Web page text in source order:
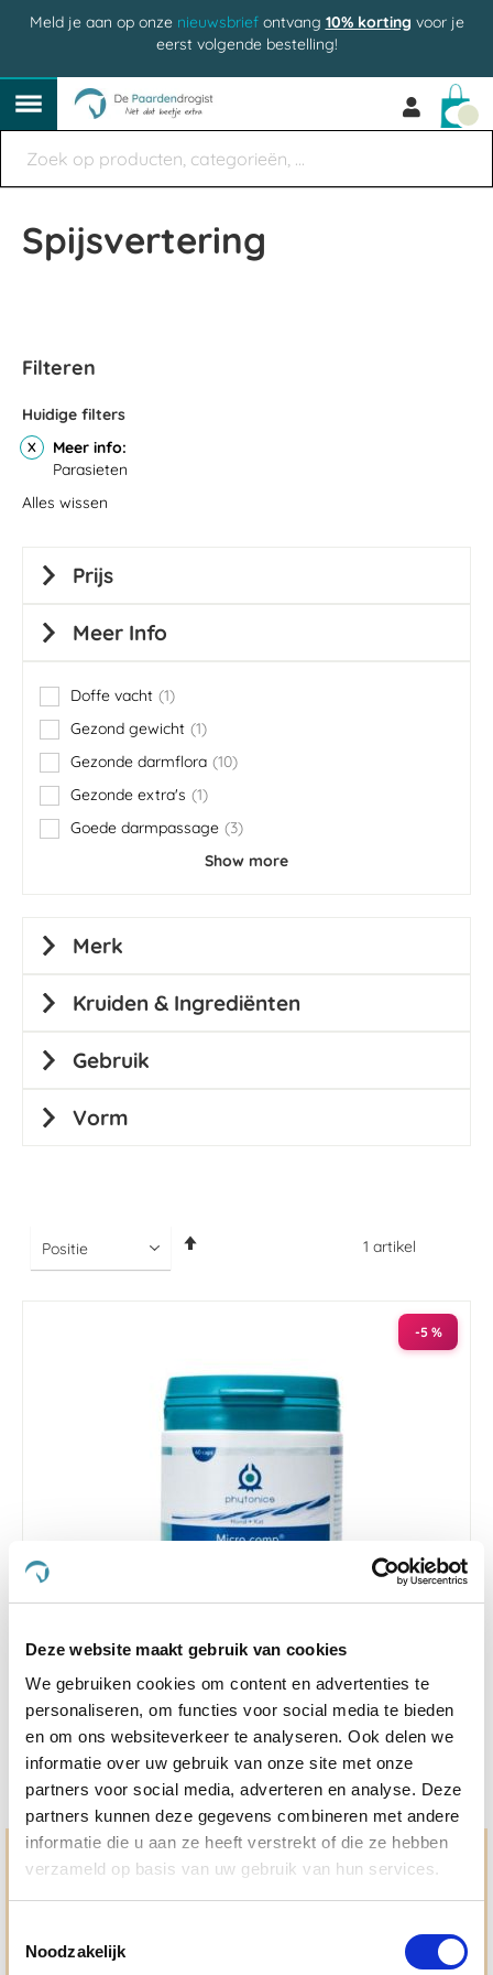
Deze website maakt gebruik van cookies
We gebruiken cookies om content en advertenties te
personaliseren, om functies voor social media te bieden
en om ons websiteverkeer te analyseren. Ook delen we
informatie over uw gebruik van onze site met onze
partners voor social media, adverteren en analyse. Deze
partners kunnen deze gegevens combineren met andere
informatie die u aan ze heeft verstrekt of die ze hebben
verzameld op basis van uw gebruik van hun services.
Noodzakelijk
Meld je aan op onze nieuwsbriefontvang 10% korting voor je
eerst volgende bestelling!
Spijsvertering
1 artikel
-5 %
Phytonics Micro Comp 60 capsules Hond/Kat
€ 36,56 € 34,73
Hulp en advies nodig?
Jouw paard gezond houden en krijgen. Dat is waar we het
gedreven door onze visie: het leveren van producten van
topkwaliteit, uitgebreide informatieverstrekking en
Filteren
Huidige filters
Meer info
Parasieten
Alles wissen
Prijs
Meer Info
Doffe vacht 1
item
Gezond gewicht 1
item
Gezonde darmflora 10
items
Gezonde extra's
1
item
Goede darmpassage
3
items
Show more
Merk
Kruiden & Ingrediënten
Gebruik
Vorm